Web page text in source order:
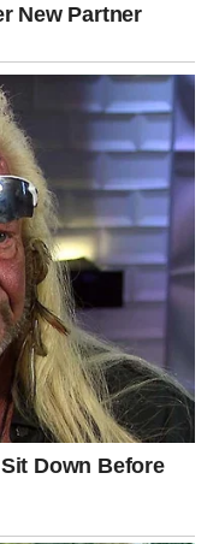
prahu i vanilin
smjesu.
izmiješajte kako
u čvrsti šlag.
od sira i pudinga
kremu.
s tankim
kremom.